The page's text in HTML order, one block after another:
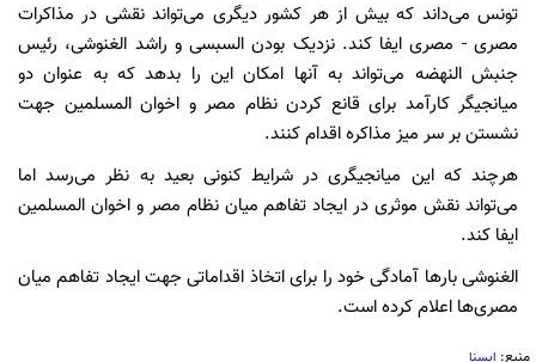
تونس می‌داند که بیش از هر کشور دیگری می‌تواند نقشی در مذاکرات
مصری - مصری ایفا کند. نزدیک بودن السبسی و راشد الغنوشی، رئیس
جنبش النهضه می‌تواند به آنها امکان این را بدهد که به عنوان دو
میانجیگر کارآمد برای قانع کردن نظام مصر و اخوان المسلمین جهت
نشستن بر سر میز مذاکره اقدام کنند.
هرچند که این میانجیگری در شرایط کنونی بعید به نظر می‌رسد اما
می‌تواند نقش موثری در ایجاد تفاهم میان نظام مصر و اخوان المسلمین
ایفا کند.
الغنوشی بارها آمادگی خود را برای اتخاذ اقداماتی جهت ایجاد تفاهم میان
مصری‌ها اعلام کرده است.